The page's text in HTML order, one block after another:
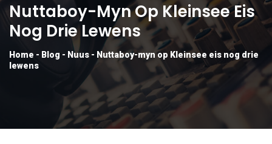
Nuttaboy-Myn Op Kleinsee Eis
Nog Drie Lewens
Home - Blog - Nuus - Nuttaboy-myn op Kleinsee eis nog drie
lewens